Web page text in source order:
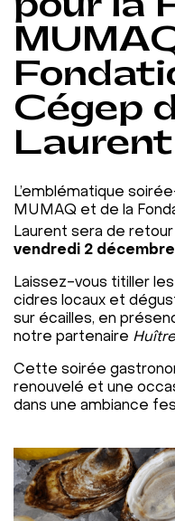
Cégep
Laurent
L’emblématique
MUMAQ et de la
Laurent sera de retour
vendredi 2
Laissez-vous titiller
cidres locaux et
sur écailles, en
notre partenaire
Cette soirée
renouvelé et une
dans une ambiance